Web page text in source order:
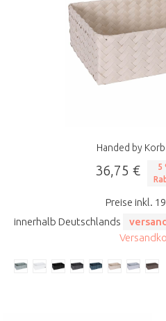
Handed by
36,75 €
5
Preise inkl.
innerhalb Deutschlands